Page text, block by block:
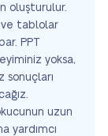
oluşturulur.
tablolar
PPT
yoksa,
sonuçları
uzun
yardımcı